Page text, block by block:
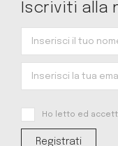
Iscriviti alla
Ho letto ed